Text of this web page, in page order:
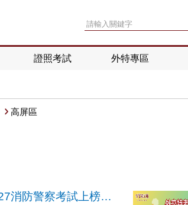
證照考試 外特專區
高屏區
【一般警察特考】2027消防警察考試上榜關鍵考科 「火災學及消防法規」全新開課！